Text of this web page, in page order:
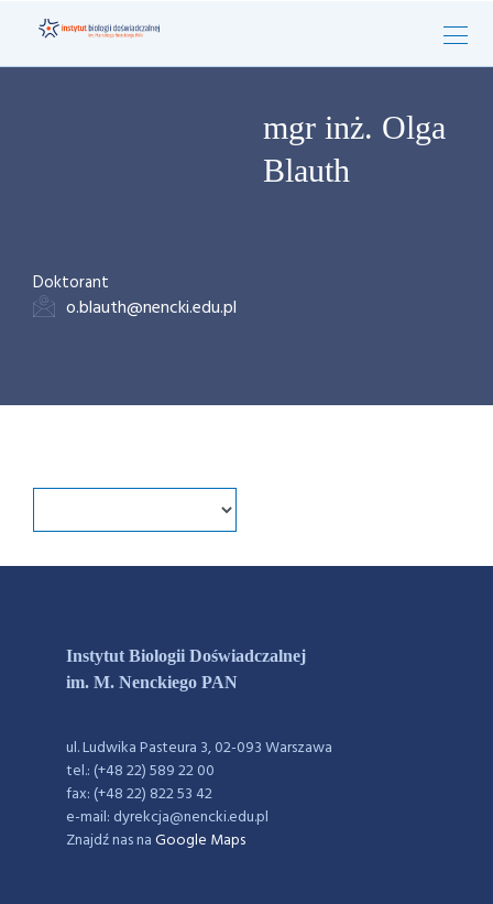
mgr inż. Olga
Blauth
Doktorant
o.blauth@nencki.edu.pl
Instytut Biologii Doświadczalnej
im. M. Nenckiego PAN
ul. Ludwika Pasteura 3, 02-093 Warszawa
tel.: (+48 22) 589 22 00
fax: (+48 22) 822 53 42
e-mail: dyrekcja@nencki.edu.pl
Znajdź nas naGoogle Maps